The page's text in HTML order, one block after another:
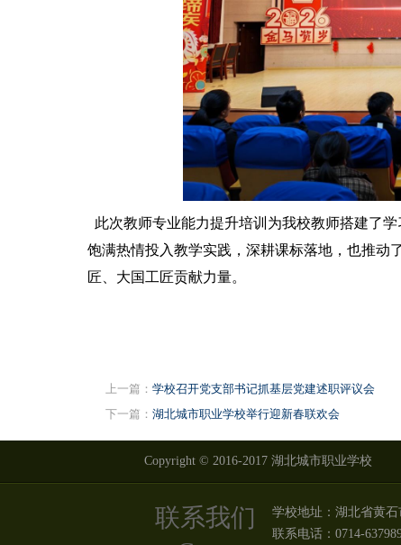
此次教师专业能力提升培训为我校教师搭建了
饱满热情投入教学实践，深耕课标落地，也推动
匠、大国工匠贡献力量。
上一篇：学校召开党支部书记抓基层党建述职评议会
下一篇：湖北城市职业学校举行迎新春联欢会
Copyright © 2016-2017 湖北城市职业学校
联系我们
学校地址：湖北省黄
联系电话：0714-